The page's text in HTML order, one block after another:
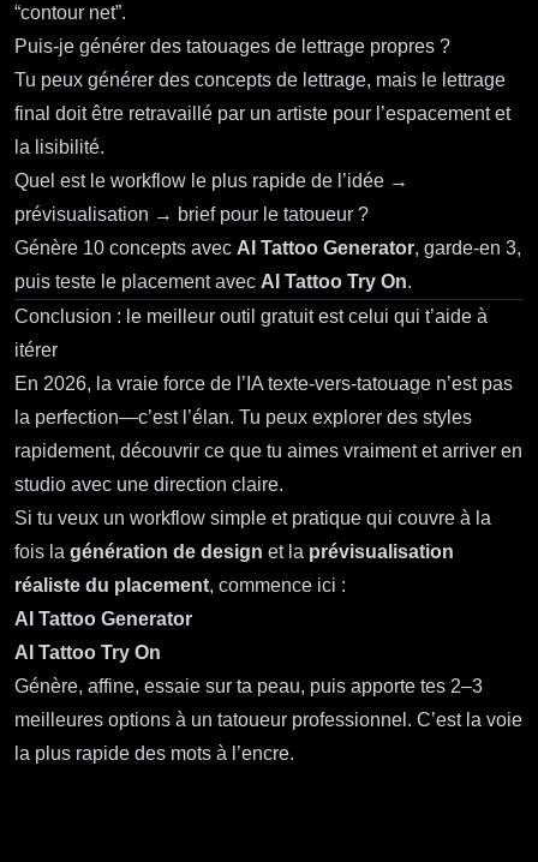
“contour net”.
Puis‑je générer des tatouages de lettrage propres ?
Tu peux générer des concepts de lettrage, mais le lettrage
final doit être retravaillé par un artiste pour l’espacement et
la lisibilité.
Quel est le workflow le plus rapide de l’idée →
prévisualisation → brief pour le tatoueur ?
Génère 10 concepts avec AI Tattoo Generator, garde‑en 3,
puis teste le placement avec AI Tattoo Try On.
Conclusion : le meilleur outil gratuit est celui qui t’aide à
itérer
En 2026, la vraie force de l’IA texte‑vers‑tatouage n’est pas
la perfection—c’est l’élan. Tu peux explorer des styles
rapidement, découvrir ce que tu aimes vraiment et arriver en
studio avec une direction claire.
Si tu veux un workflow simple et pratique qui couvre à la
fois la génération de design et la prévisualisation
réaliste du placement, commence ici :
AI Tattoo Generator
AI Tattoo Try On
Génère, affine, essaie sur ta peau, puis apporte tes 2–3
meilleures options à un tatoueur professionnel. C’est la voie
la plus rapide des mots à l’encre.